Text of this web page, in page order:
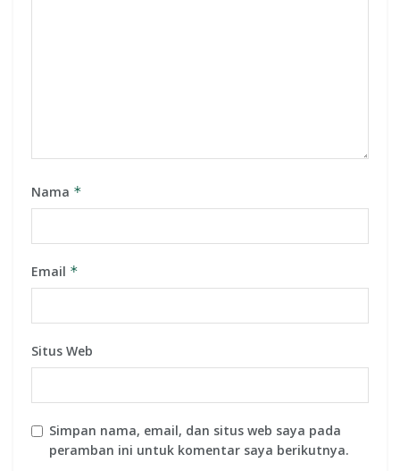
Nama *
Email *
Situs Web
Simpan nama, email, dan situs web saya pada
peramban ini untuk komentar saya berikutnya.